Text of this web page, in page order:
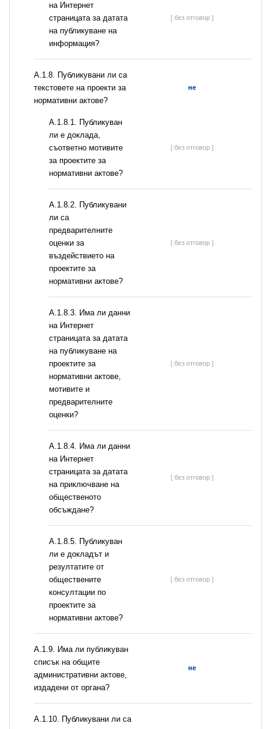
на Интернет
страницата за датата
на публикуване на
информация?
[ без отговор ]
А.1.8. Публикувани ли са
текстовете на проекти за
нормативни актове?
не
А.1.8.1. Публикуван
ли е доклада,
съответно мотивите
за проектите за
нормативни актове?
[ без отговор ]
А.1.8.2. Публикувани
ли са
предварителните
оценки за
въздействието на
проектите за
нормативни актове?
[ без отговор ]
A.1.8.3. Има ли данни
на Интернет
страницата за датата
на публикуване на
проектите за
нормативни актове,
мотивите и
предварителните
оценки?
[ без отговор ]
A.1.8.4. Има ли данни
на Интернет
страницата за датата
на приключване на
общественото
обсъждане?
[ без отговор ]
А.1.8.5. Публикуван
ли е докладът и
резултатите от
обществените
консултации по
проектите за
нормативни актове?
[ без отговор ]
А.1.9. Има ли публикуван
списък на общите
административни актове,
издадени от органа?
не
А.1.10. Публикувани ли са